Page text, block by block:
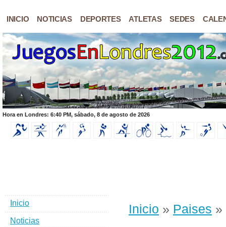
INICIO NOTICIAS DEPORTES ATLETAS SEDES
Hora en Londres: 6:40 PM, sábado, 8 de agosto de 2026
Inicio » Paises »
Inicio
Noticias